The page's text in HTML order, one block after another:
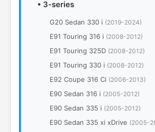
• 3-series
G20 Sedan 330 i (2019-2024)
E91 Touring 316 i (2008-2012)
E91 Touring 325D (2008-2012)
E91 Touring 330 i (2008-2012)
E92 Coupe 316 Ci (2006-2013)
E90 Sedan 316 i (2005-2012)
E90 Sedan 335 i (2005-2012)
E90 Sedan 335 xi xDrive (2005-